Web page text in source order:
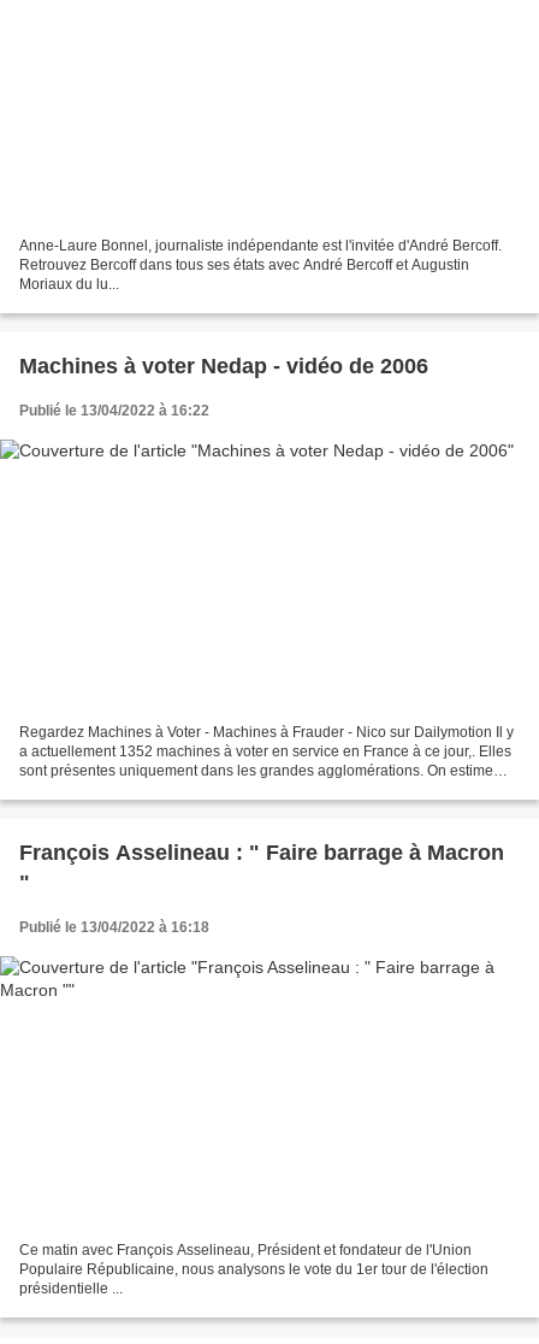
Anne-Laure Bonnel, journaliste indépendante est l'invitée d'André Bercoff.
Retrouvez Bercoff dans tous ses états avec André Bercoff et Augustin
Moriaux du lu...
Machines à voter Nedap - vidéo de 2006
Publié le 13/04/2022 à 16:22
Regardez Machines à Voter - Machines à Frauder - Nico sur Dailymotion Il y
a actuellement 1352 machines à voter en service en France à ce jour,. Elles
sont présentes uniquement dans les grandes agglomérations. On estime
François Asselineau : " Faire barrage à Macron
"
Publié le 13/04/2022 à 16:18
Ce matin avec François Asselineau, Président et fondateur de l'Union
Populaire Républicaine, nous analysons le vote du 1er tour de l'élection
présidentielle ...